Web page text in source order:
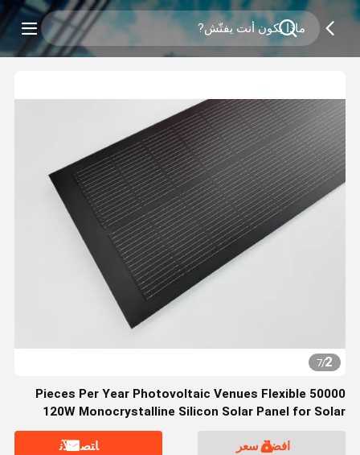
2
/
7
50000 Pieces Per Year Photovoltaic Venues Flexible
120W Monocrystalline Silicon Solar Panel for Solar
افضل سعر
ﺎﺘﺼﻟ ﺍﻶﻧ